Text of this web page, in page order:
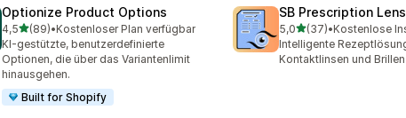
Optionize Product Options
4,5von 5 Sternen
(89)
89 Rezensionen insgesamt
•Kostenloser Plan verfügbar
KI-gestützte, benutzerdefinierte
Optionen, die über das Variantenlimit
hinausgehen.
Built for Shopify
SB Prescription Lens
5,0von 5 Sternen
(37)
37 Rezensionen
•Kostenlose
Intelligente
Kontaktlinsen und Brillen